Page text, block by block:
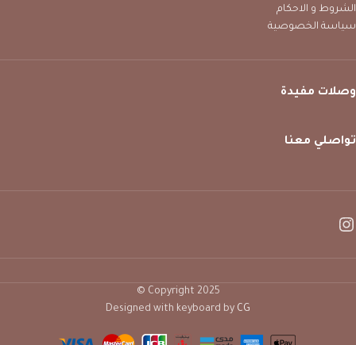
الشروط و الاحكام
سياسة الخصوصية
وصلات مفيدة
تواصلي معنا
Copyright 2025 ©
Designed with keyboard by CG